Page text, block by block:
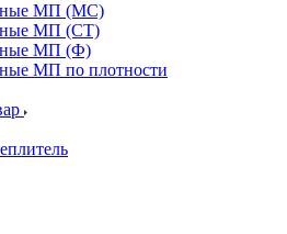
МП (МС)
МП (СТ)
МП (Ф)
МП по плотности